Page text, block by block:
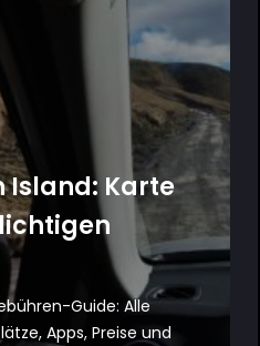
Island: Karte
Guide: Alle
Apps, Preise und